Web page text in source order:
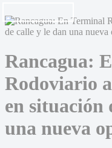
Rancagua:
Rodoviario
en situación
una nueva